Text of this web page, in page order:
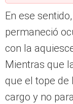
En ese sentido,
permaneció
con la
Mientras que
que el tope de
cargo y no